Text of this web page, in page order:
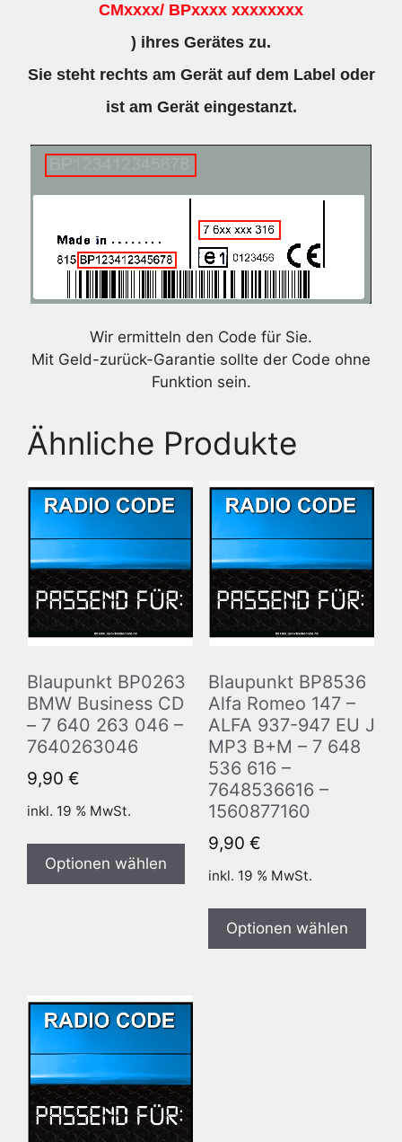
CMxxxx/ BPxxxx xxxxxxxx
) ihres Gerätes zu.
Sie steht rechts am Gerät auf dem Label oder
ist am Gerät eingestanzt.
Wir ermitteln den Code für Sie.
Mit Geld-zurück-Garantie sollte der Code ohne
Funktion sein.
Ähnliche Produkte
Blaupunkt BP0263
BMW Business CD
– 7 640 263 046 –
7640263046
9,90 €
inkl. 19 % MwSt.
Optionen wählen
Blaupunkt BP8536
Alfa Romeo 147 –
ALFA 937-947 EU J
MP3 B+M – 7 648
536 616 –
7648536616 –
1560877160
9,90 €
inkl. 19 % MwSt.
Optionen wählen